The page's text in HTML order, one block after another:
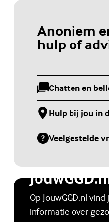
Anoniem
hulp of
Chatten en
(Externe link)
Hulp bij jou in
(Externe link)
Veelgestelde
(Externe link)
Op JouwGGD.nl
informatie over